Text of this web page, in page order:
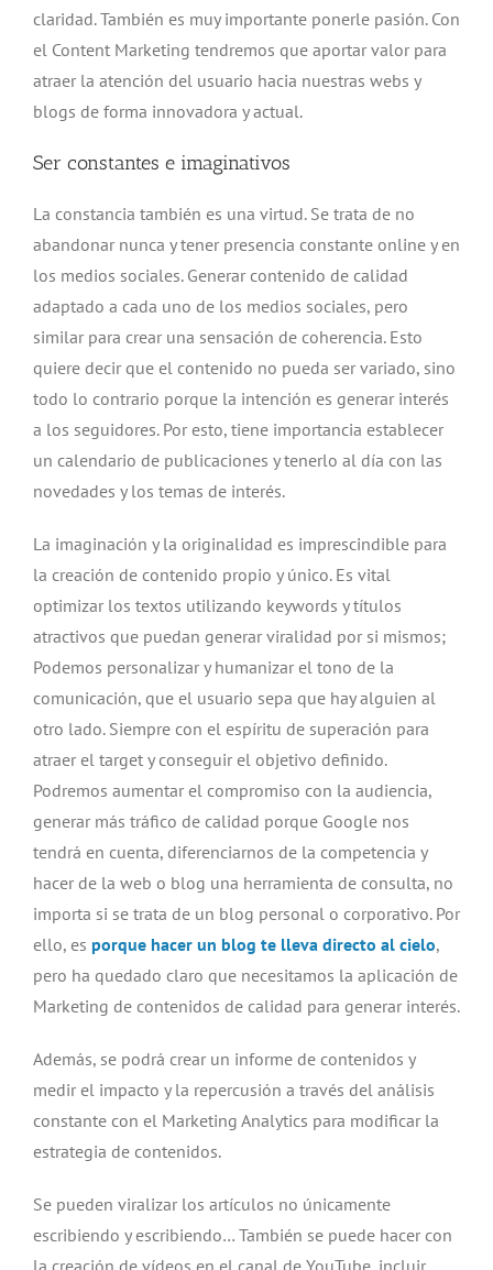
claridad. También es muy importante ponerle pasión. Con
el Content Marketing tendremos que aportar valor para
atraer la atención del usuario hacia nuestras webs y
blogs de forma innovadora y actual.
Ser constantes e imaginativos
La constancia también es una virtud. Se trata de no
abandonar nunca y tener presencia constante online y en
los medios sociales. Generar contenido de calidad
adaptado a cada uno de los medios sociales, pero
similar para crear una sensación de coherencia. Esto
quiere decir que el contenido no pueda ser variado, sino
todo lo contrario porque la intención es generar interés
a los seguidores. Por esto, tiene importancia establecer
un calendario de publicaciones y tenerlo al día con las
novedades y los temas de interés.
La imaginación y la originalidad es imprescindible para
la creación de contenido propio y único. Es vital
optimizar los textos utilizando keywords y títulos
atractivos que puedan generar viralidad por si mismos;
Podemos personalizar y humanizar el tono de la
comunicación, que el usuario sepa que hay alguien al
otro lado. Siempre con el espíritu de superación para
atraer el target y conseguir el objetivo definido.
Podremos aumentar el compromiso con la audiencia,
generar más tráfico de calidad porque Google nos
tendrá en cuenta, diferenciarnos de la competencia y
hacer de la web o blog una herramienta de consulta, no
importa si se trata de un blog personal o corporativo. Por
ello, es porque hacer un blog te lleva directo al cielo,
pero ha quedado claro que necesitamos la aplicación de
Marketing de contenidos de calidad para generar interés.
Además, se podrá crear un informe de contenidos y
medir el impacto y la repercusión a través del análisis
constante con el Marketing Analytics para modificar la
estrategia de contenidos.
Se pueden viralizar los artículos no únicamente
escribiendo y escribiendo… También se puede hacer con